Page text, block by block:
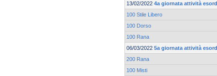
13/02/2022 4a giornata attività
100 Stile Libero
100 Dorso
100 Rana
06/03/2022 5a giornata attività
200 Rana
100 Misti